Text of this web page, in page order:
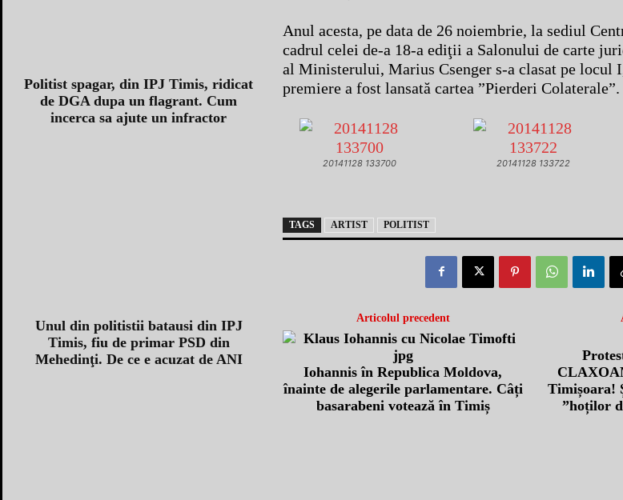
Politist spagar, din IPJ Timis, ridicat
de DGA dupa un flagrant. Cum
incerca sa ajute un infractor
Unul din politistii batausi din IPJ
Timis, fiu de primar PSD din
Mehedinţi. De ce e acuzat de ANI
Anul acesta, pe data de 26 noiembrie, la sediul
cadrul celei de-a 18-a ediţii a Salonului de carte
al Ministerului, Marius Csenger s-a clasat pe locul
premiere a fost lansată cartea ”Pierderi Colaterale”.
20141128 133700 20141128 133722
TAGS ARTIST POLITIST
Articolul precedent
Iohannis în Republica Moldova,
înainte de alegerile parlamentare. Câți
basarabeni votează în Timiș
Timișoara!
”hoților